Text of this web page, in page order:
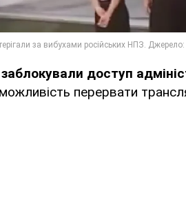
заблокували доступ
перервати